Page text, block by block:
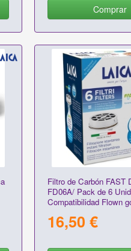
Comprar
Filtro de Carbón FAST
FD06A/ Pack de 6
Compatibilidad Flown
16,50 €